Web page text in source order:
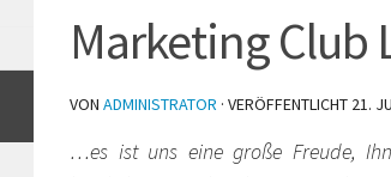
Marketing Club
VON ADMINISTRATOR · VERÖFFENTLICHT 21.
…es ist uns eine große Freude,